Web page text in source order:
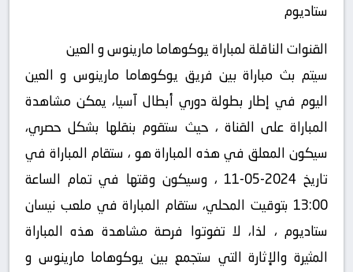
ستاديوم
القنوات الناقلة لمباراة يوكوهاما مارينوس و العين
سيتم بث مباراة بين فريق يوكوهاما مارينوس و العين
اليوم في إطار بطولة دوري أبطال آسيا، يمكن مشاهدة
المباراة على القناة ، حيث ستقوم بنقلها بشكل حصري،
سيكون المعلق في هذه المباراة هو ، ستقام المباراة في
تاريخ 2024-05-11 ، وسيكون وقتها في تمام الساعة
13:00 بتوقيت المحلي، ستقام المباراة في ملعب نيسان
ستاديوم ، لذا، لا تفوتوا فرصة مشاهدة هذه المباراة
المثيرة والإثارة التي ستجمع بين يوكوهاما مارينوس و